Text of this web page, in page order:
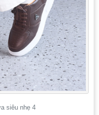
siêu nhẹ 4